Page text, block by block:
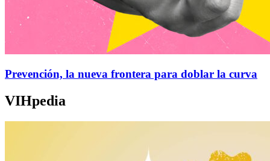
Prevención, la nueva frontera para doblar la curva
VIHpedia